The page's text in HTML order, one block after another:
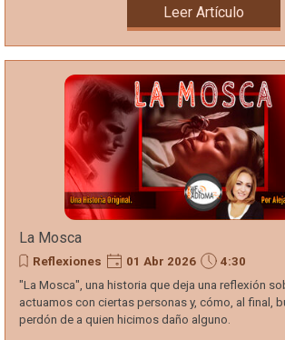
Leer Artículo
La Mosca
Reflexiones 01 Abr 2026
4:30
"La Mosca", una historia que deja una reflexión
actuamos con ciertas personas y, cómo, al final,
perdón de a quien hicimos daño alguno.